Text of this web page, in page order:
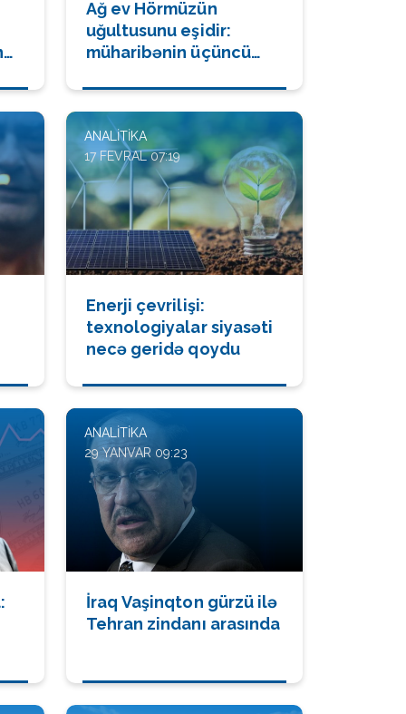
Ağ ev Hörmüzün
uğultusunu eşidir:
müharibənin üçüncü
ANALITIKA
17 FEVRAL 07:19
Enerji çevrilişi:
texnologiyalar siyasəti
necə geridə qoydu
ANALITIKA
29 YANVAR 09:23
İraq Vaşinqton gürzü ilə
Tehran zindanı arasında